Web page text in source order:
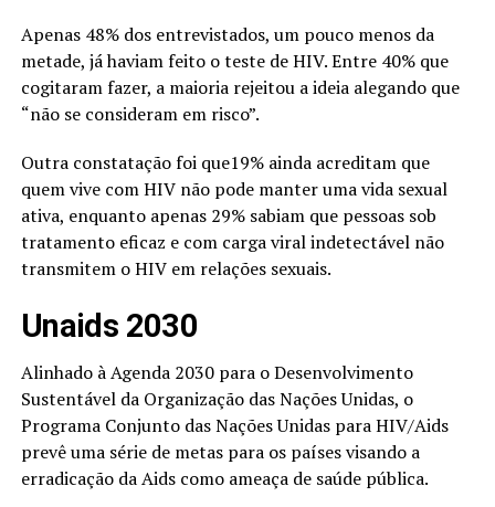
Apenas 48% dos entrevistados, um pouco menos da
metade, já haviam feito o teste de HIV. Entre 40% que
cogitaram fazer, a maioria rejeitou a ideia alegando que
“não se consideram em risco”.
Outra constatação foi que19% ainda acreditam que
quem vive com HIV não pode manter uma vida sexual
ativa, enquanto apenas 29% sabiam que pessoas sob
tratamento eficaz e com carga viral indetectável não
transmitem o HIV em relações sexuais.
Unaids 2030
Alinhado à Agenda 2030 para o Desenvolvimento
Sustentável da Organização das Nações Unidas, o
Programa Conjunto das Nações Unidas para HIV/Aids
prevê uma série de metas para os países visando a
erradicação da Aids como ameaça de saúde pública.